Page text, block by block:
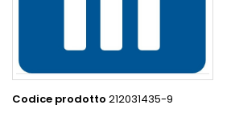
Codice prodotto 212031435-9